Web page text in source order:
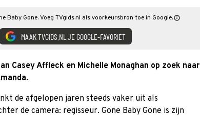
Baby Gone. Voeg TVgids.nl als voorkeursbron toe in Google.
MAAK TVGIDS.NL JE GOOGLE-FAVORIET
Casey Affleck en Michelle Monaghan op zoek naar
de afgelopen jaren steeds vaker uit als
de camera: regisseur. Gone Baby Gone is zijn